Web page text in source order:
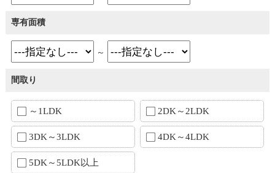
専有面積
～
間取り
～1LDK 2DK～2LDK
3DK～3LDK 4DK～4LDK
5DK～5LDK以上